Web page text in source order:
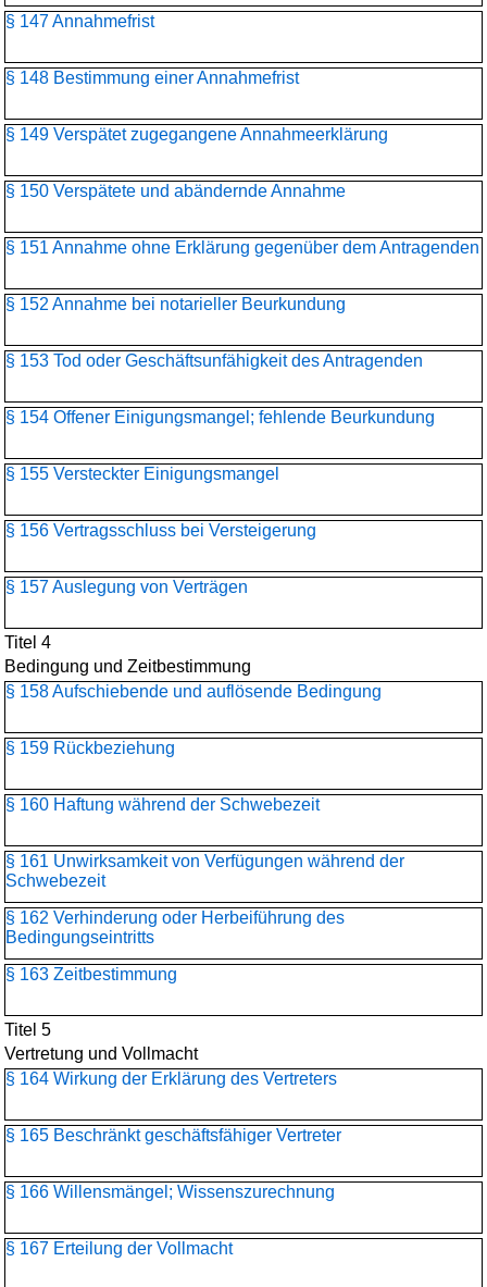
§ 147 Annahmefrist
§ 148 Bestimmung einer Annahmefrist
§ 149 Verspätet zugegangene Annahmeerklärung
§ 150 Verspätete und abändernde Annahme
§ 151 Annahme ohne Erklärung gegenüber dem Antragenden
§ 152 Annahme bei notarieller Beurkundung
§ 153 Tod oder Geschäftsunfähigkeit des Antragenden
§ 154 Offener Einigungsmangel; fehlende Beurkundung
§ 155 Versteckter Einigungsmangel
§ 156 Vertragsschluss bei Versteigerung
§ 157 Auslegung von Verträgen
Titel 4
Bedingung und Zeitbestimmung
§ 158 Aufschiebende und auflösende Bedingung
§ 159 Rückbeziehung
§ 160 Haftung während der Schwebezeit
§ 161 Unwirksamkeit von Verfügungen während der
Schwebezeit
§ 162 Verhinderung oder Herbeiführung des
Bedingungseintritts
§ 163 Zeitbestimmung
Titel 5
Vertretung und Vollmacht
§ 164 Wirkung der Erklärung des Vertreters
§ 165 Beschränkt geschäftsfähiger Vertreter
§ 166 Willensmängel; Wissenszurechnung
§ 167 Erteilung der Vollmacht